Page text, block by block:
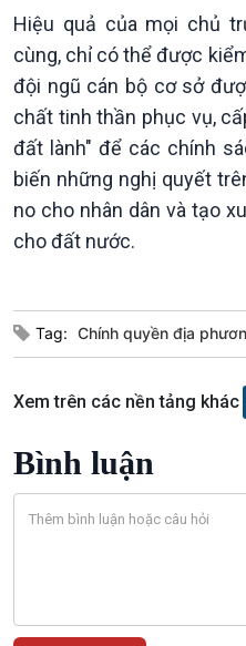
Podcast
Hiệu quả của mọi chủ
cùng, chỉ có thể được
đội ngũ cán bộ cơ sở
chất tinh thần phục vụ,
đất lành" để các chính
biến những nghị quyết
no cho nhân dân và tạo
cho đất nước.
Tag: Chính quyền địa
Xem trên các nền tảng khác
Bình luận